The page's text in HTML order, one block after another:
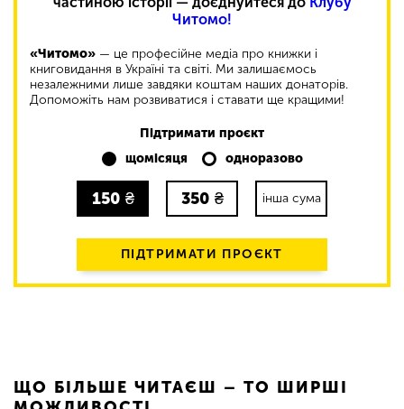
Читомо!
«Читомо» — це професійне медіа про книжки і
книговидання в Україні та світі. Ми залишаємось
незалежними лише завдяки коштам наших донаторів.
Допоможіть нам розвиватися і ставати ще кращими!
Підтримати проєкт
щомісяця
одноразово
150 ₴ 350 ₴ інша сума
ПІДТРИМАТИ ПРОЄКТ
ЩО БІЛЬШЕ ЧИТАЄШ – ТО ШИРШІ